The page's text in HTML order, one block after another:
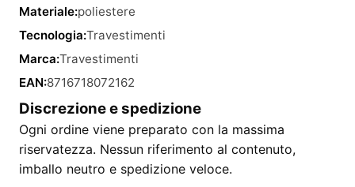
Materiale:poliestere
Tecnologia:Travestimenti
Marca:Travestimenti
EAN:8716718072162
Discrezione e spedizione
Ogni ordine viene preparato con la massima
riservatezza. Nessun riferimento al contenuto,
imballo neutro e spedizione veloce.